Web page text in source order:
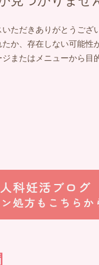
ただきありがとうござ
か、存在しない可能性
またはメニューから目